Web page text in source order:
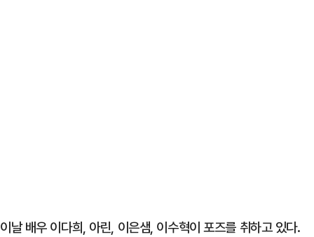
이날 배우 이다희, 아린, 이은샘, 이수혁이 포즈를 취하고 있다.